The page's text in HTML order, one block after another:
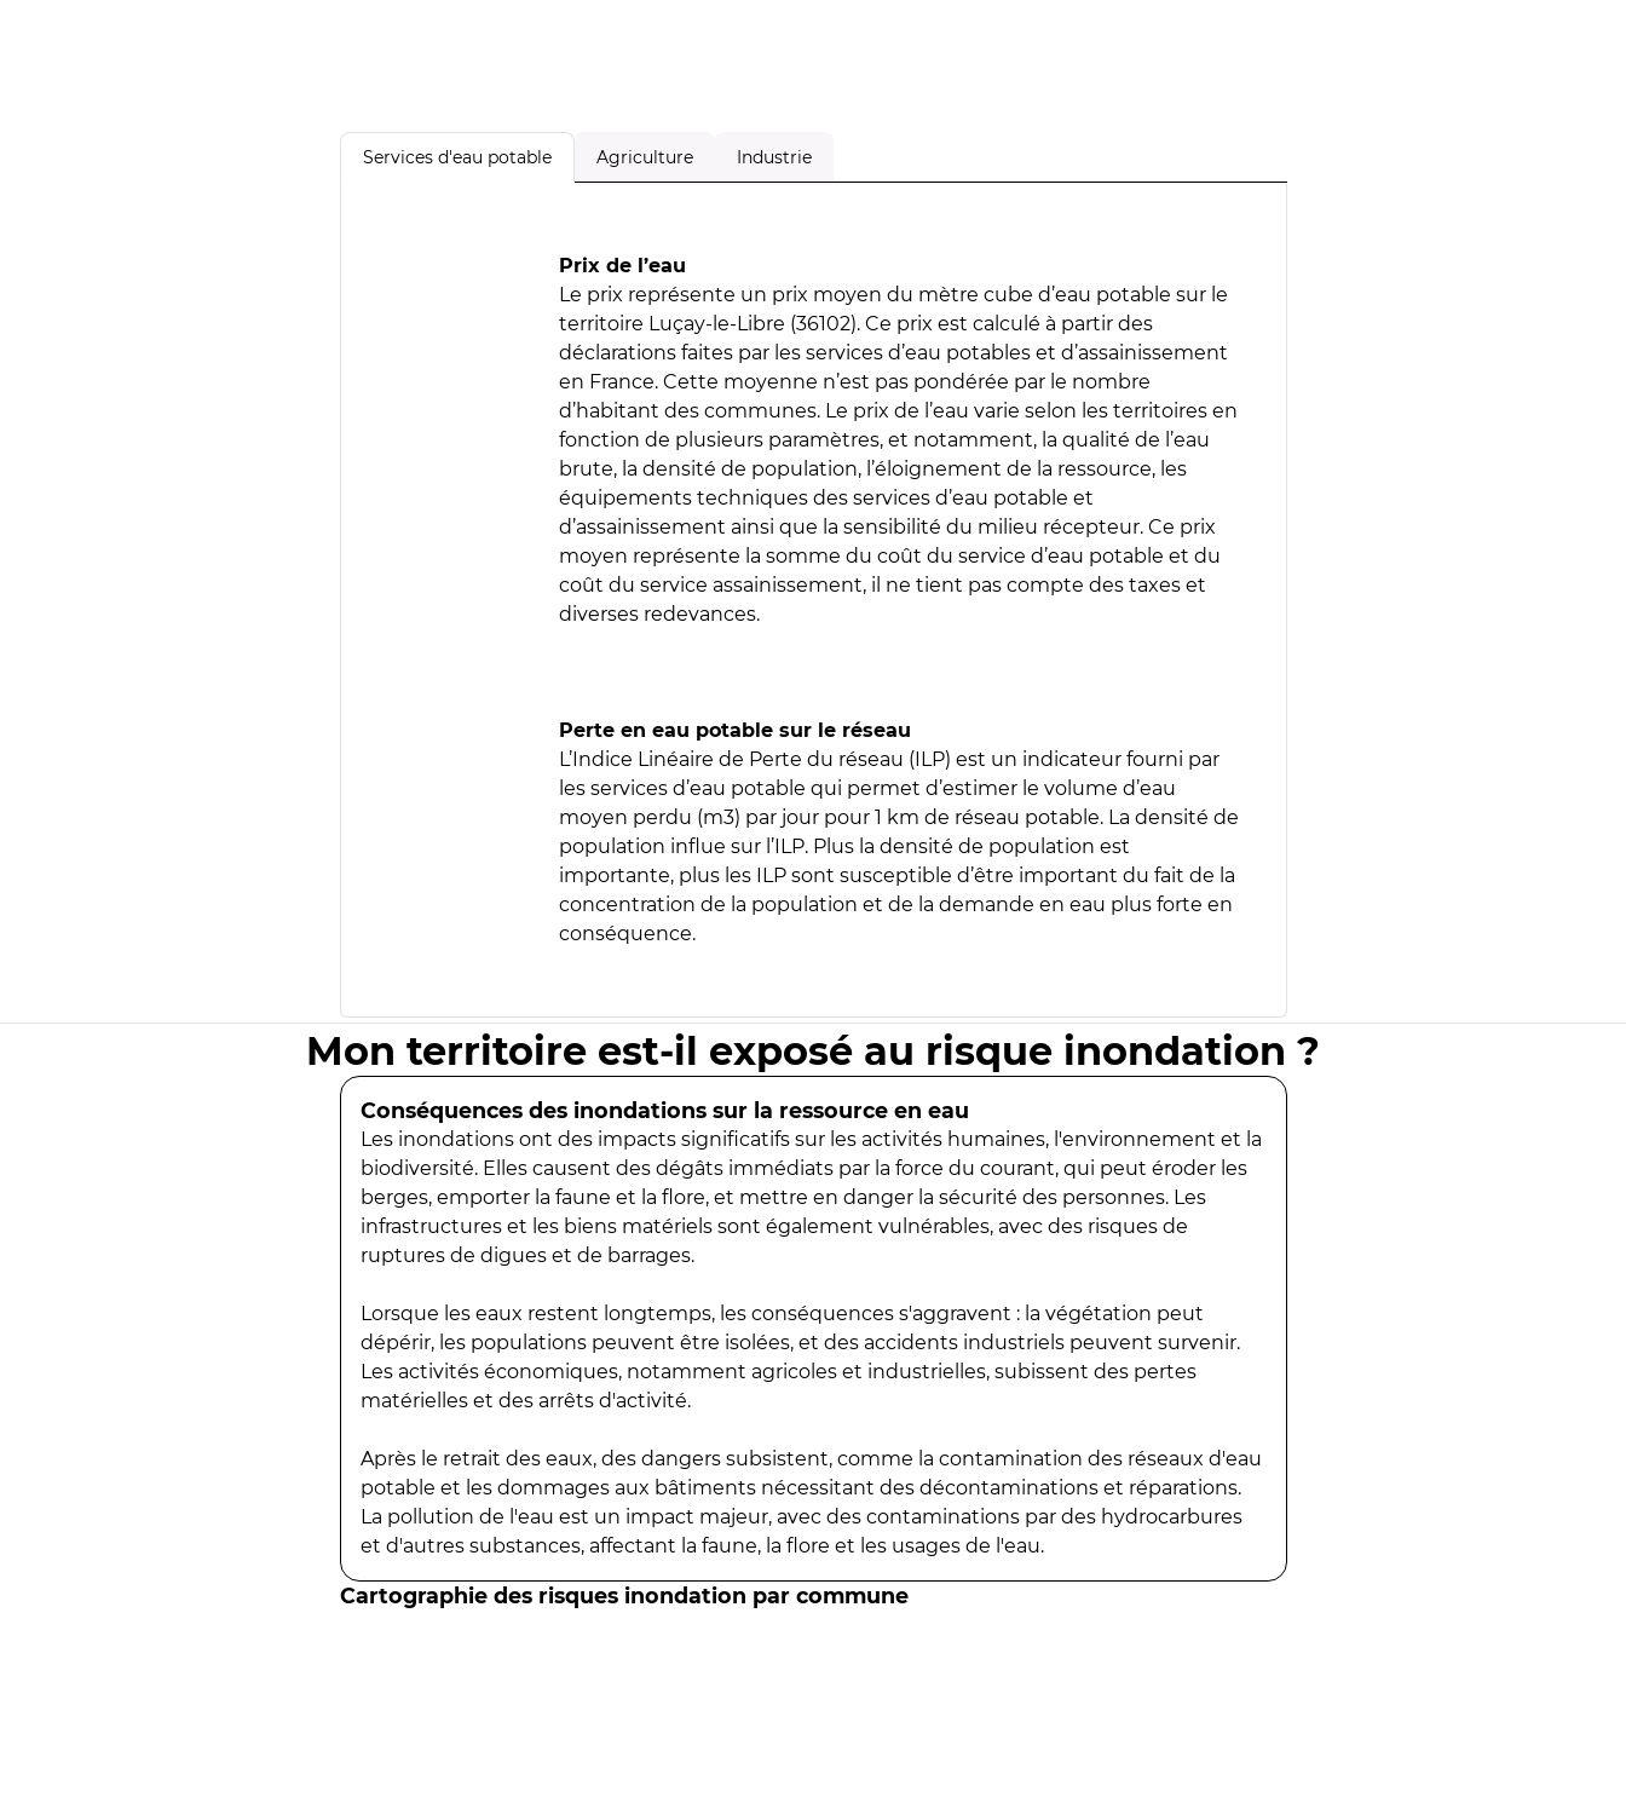
Services d'eau potable Agriculture Industrie
Prix de l’eau
Le prix représente un prix moyen du mètre cube d’eau potable sur le
territoire Luçay-le-Libre (36102). Ce prix est calculé à partir des
déclarations faites par les services d’eau potables et d’assainissement
en France. Cette moyenne n’est pas pondérée par le nombre
d’habitant des communes. Le prix de l’eau varie selon les territoires en
fonction de plusieurs paramètres, et notamment, la qualité de l’eau
brute, la densité de population, l’éloignement de la ressource, les
équipements techniques des services d’eau potable et
d’assainissement ainsi que la sensibilité du milieu récepteur. Ce prix
moyen représente la somme du coût du service d’eau potable et du
coût du service assainissement, il ne tient pas compte des taxes et
diverses redevances.
Perte en eau potable sur le réseau
L’Indice Linéaire de Perte du réseau (ILP) est un indicateur fourni par
les services d’eau potable qui permet d’estimer le volume d’eau
moyen perdu (m3) par jour pour 1 km de réseau potable. La densité de
population influe sur l’ILP. Plus la densité de population est
importante, plus les ILP sont susceptible d’être important du fait de la
concentration de la population et de la demande en eau plus forte en
conséquence.
Mon territoire est-il exposé au risque inondation ?
Conséquences des inondations sur la ressource en eau
Les inondations ont des impacts significatifs sur les activités humaines, l'environnement et la
biodiversité. Elles causent des dégâts immédiats par la force du courant, qui peut éroder les
berges, emporter la faune et la flore, et mettre en danger la sécurité des personnes. Les
infrastructures et les biens matériels sont également vulnérables, avec des risques de
ruptures de digues et de barrages.
Lorsque les eaux restent longtemps, les conséquences s'aggravent : la végétation peut
dépérir, les populations peuvent être isolées, et des accidents industriels peuvent survenir.
Les activités économiques, notamment agricoles et industrielles, subissent des pertes
matérielles et des arrêts d'activité.
Après le retrait des eaux, des dangers subsistent, comme la contamination des réseaux d'eau
potable et les dommages aux bâtiments nécessitant des décontaminations et réparations.
La pollution de l'eau est un impact majeur, avec des contaminations par des hydrocarbures
et d'autres substances, affectant la faune, la flore et les usages de l'eau.
Cartographie des risques inondation par commune